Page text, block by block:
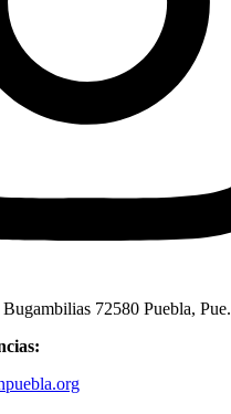
72580 Puebla, Pue.